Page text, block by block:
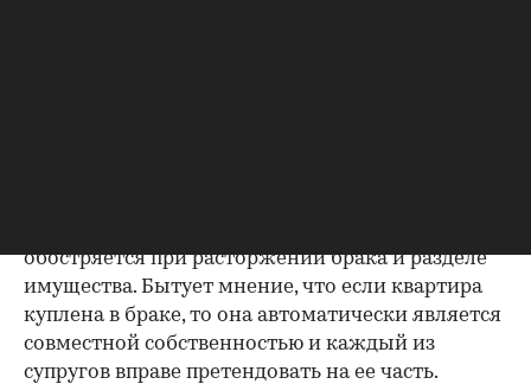
обостряется при расторжении брака и разделе
имущества. Бытует мнение, что если квартира
куплена в браке, то она автоматически является
совместной собственностью и каждый из
супругов вправе претендовать на ее часть.